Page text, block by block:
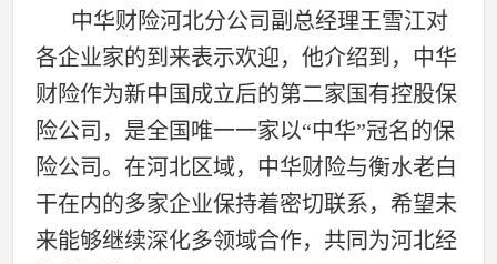
中华财险河北分公司副总经理王雪江对
各企业家的到来表示欢迎，他介绍到，中华
财险作为新中国成立后的第二家国有控股保
险公司，是全国唯一一家以“中华”冠名的保
险公司。在河北区域，中华财险与衡水老白
干在内的多家企业保持着密切联系，希望未
来能够继续深化多领域合作，共同为河北经